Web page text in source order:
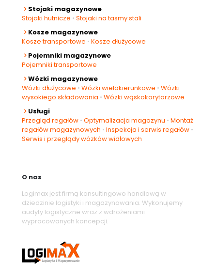
Stojaki magazynowe
Stojaki hutnicze • Stojaki na tasmy stali
Kosze magazynowe
Kosze transportowe • Kosze dłużycowe
Pojemniki magazynowe
Pojemniki transportowe
Wózki magazynowe
Wózki dłużycowe • Wózki wielokierunkowe • Wózki
wysokiego składowania • Wózki wąskokorytarzowe
Usługi
Przegląd regałów • Optymalizacja magazynu • Montaż
regałów magazynowych • Inspekcja i serwis regałów •
Serwis i przeglądy wózków widłowych
O nas
Logimax jest firmą konsultingowo handlową w
dziedzinie logistyki i magazynowania. Wykonujemy
audyty logistyczne wraz z wdrożeniami
wypracowanych koncepcji.